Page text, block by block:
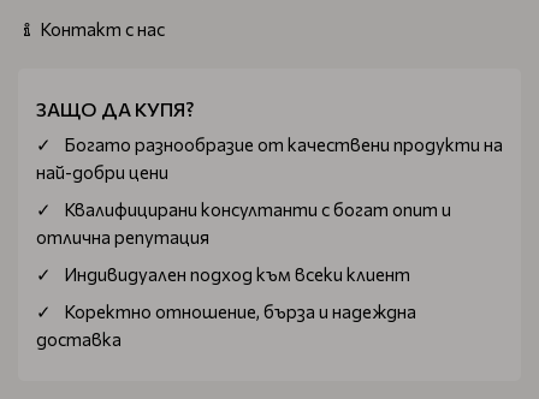
Контакт с нас
ЗАЩО ДА КУПЯ?
Богатo разнообразие от качествени продукти на
най-добри цени
Квалифицирани консултанти с богат опит и
отлична репутация
Индивидуален подход към всеки клиент
Коректно отношение, бърза и надеждна
доставка